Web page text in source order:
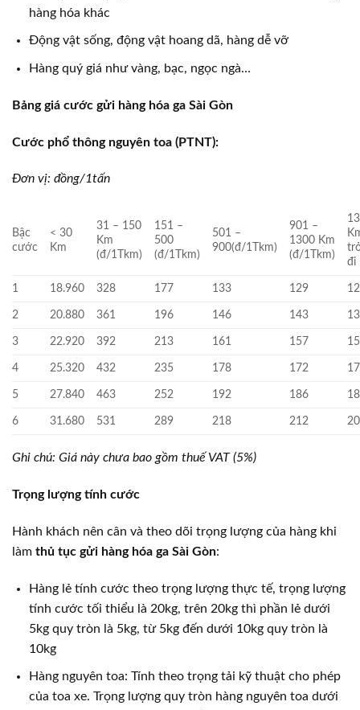
hàng hóa khác
Động vật sống, động vật hoang dã, hàng dễ vỡ
Hàng quý giá như vàng, bạc, ngọc ngà…
Bảng giá cước gửi hàng hóa ga Sài Gòn
Cước phổ thông nguyên toa (PTNT):
Đơn vị: đồng/1tấn
Bậc
cước
< 30
Km
31 – 150
Km
(đ/1Tkm)
151 –
500
(đ/1Tkm)
501 –
900(đ/1Tkm)
901 –
1300 Km
(đ/1Tkm)
đi
1 18.960 328 177 133 129
2 20.880 361 196 146 143
3 22.920 392 213 161 157
4 25.320 432 235 178 172
5 27.840 463 252 192 186
6 31.680 531 289 218 212
Ghi chú: Giá này chưa bao gồm thuế VAT (5%)
Trọng lượng tính cước
Hành khách nên cân và theo dõi trọng lượng của hàng khi
làm thủ tục gửi hàng hóa ga Sài Gòn:
Hàng lẻ tính cước theo trọng lượng thực tế, trọng lượng
tính cước tối thiểu là 20kg, trên 20kg thì phần lẻ dưới
5kg quy tròn là 5kg, từ 5kg đến dưới 10kg quy tròn là
10kg
Hàng nguyên toa: Tính theo trọng tải kỹ thuật cho phép
của toa xe. Trọng lượng quy tròn hàng nguyên toa dưới